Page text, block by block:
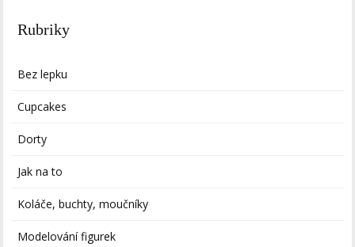
Rubriky
Bez lepku
Cupcakes
Dorty
Jak na to
Koláče, buchty, moučníky
Modelování figurek